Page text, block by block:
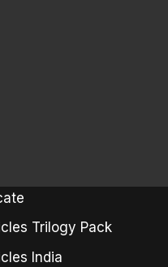
Trilogy Pack
India